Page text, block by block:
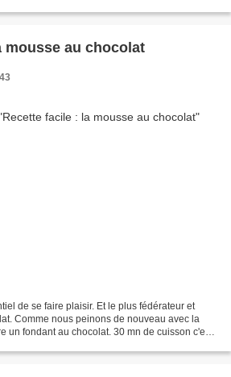
mousse au chocolat
de se faire plaisir. Et le plus fédérateur et
Comme nous peinons de nouveau avec la
un fondant au chocolat. 30 mn de cuisson c'est